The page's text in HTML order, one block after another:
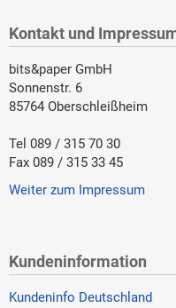
Kontakt und
bits&paper GmbH
Sonnenstr. 6
85764 Oberschleißheim
Tel 089 / 315 70 30
Fax 089 / 315 33 45
Weiter zum Impressum
Kundeninformation
Kundeninfo Deutschland